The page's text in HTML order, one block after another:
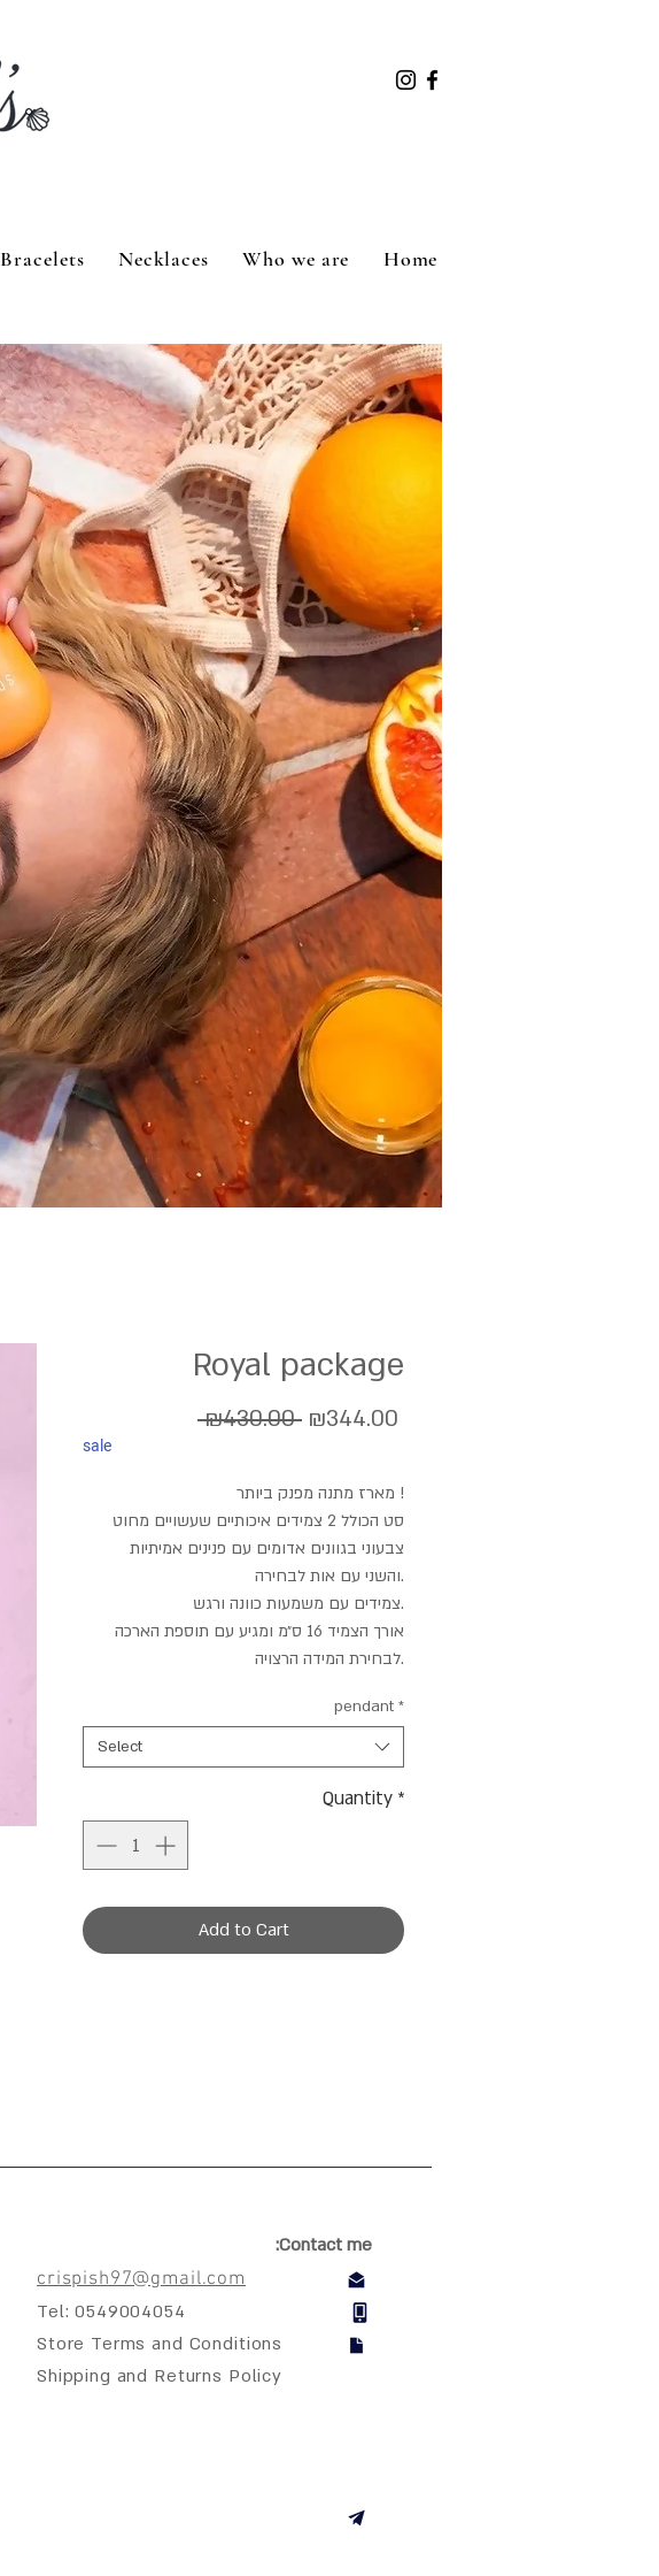
Bracelets Necklaces Who we are Home
Royal package
₪430.00 Regular
₪344.00
sale
מארז מתנה מפנק ביותר !
סט הכולל 2 צמידים איכותיים שעשויים מחוט
צבעוני בגוונים אדומים עם פנינים אמיתיות
והשני עם אות לבחירה.
צמידים עם משמעות כוונה ורגש.
אורך הצמיד 16 ס״מ ומגיע עם תוספת הארכה
לבחירת המידה הרצויה.
pendant *
Select
Quantity *
Add to Cart
Contact me:
crispish97@gmail.com
Tel: 0549004054
Store Terms and Conditions
Shipping and Returns Policy